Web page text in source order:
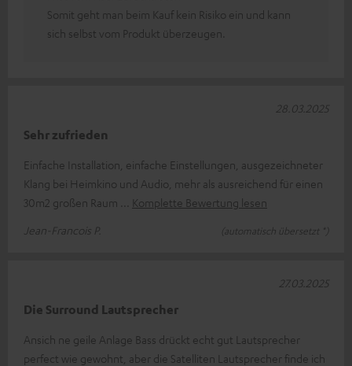
Somit geht man beim Kauf kein Risiko ein und kann
sich selbst vom Produkt überzeugen.
Sehr zufrieden
Einfache Installation, einfache Einstellungen, ausgezeichneter
Klang bei Heimkino und Audio, mehr als ausreichend für einen
30m2 großen Raum
Komplette Bewertung lesen
Jean-Francois P.
(automatisch übersetzt *)
28.03.2025
Die Surround Lautsprecher
Ansich ne geile Anlage Bass drückt echt gut Lautsprecher
perfect wie gewohnt, aber die Satelliten Lautsprecher finde ich
27.03.2025